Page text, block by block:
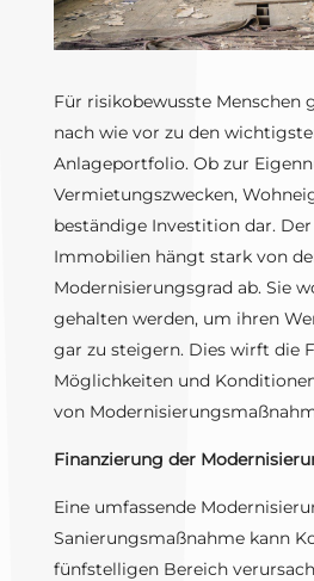
Für risikobewusste Menschen
nach wie vor zu den
Anlageportfolio. Ob zur
Vermietungszwecken,
beständige Investition dar.
Immobilien hängt stark von
Modernisierungsgrad ab. Sie
gehalten werden, um ihren
gar zu steigern. Dies wirft die
Möglichkeiten und
von
Finanzierung der
Eine umfassende
Sanierungsmaßnahme kann
fünfstelligen Bereich